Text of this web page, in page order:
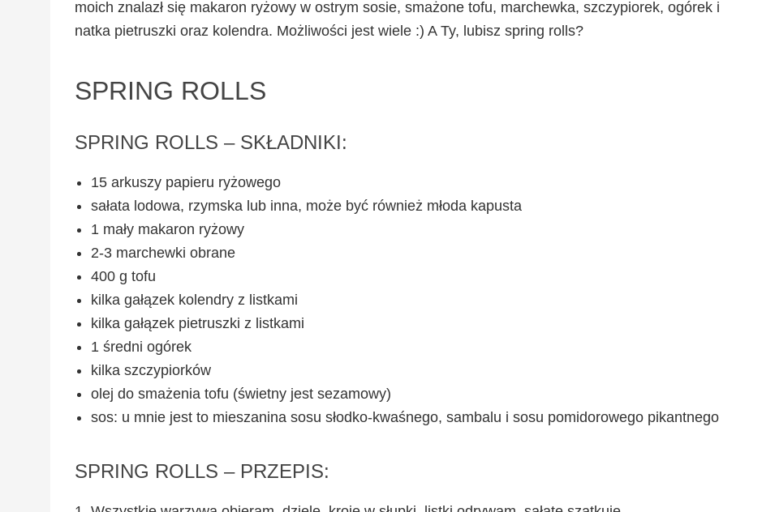
moich znalazł się makaron ryżowy w ostrym sosie, smażone tofu, marchewka, szczypiorek, ogórek i
natka pietruszki oraz kolendra. Możliwości jest wiele :) A Ty, lubisz spring rolls?
SPRING ROLLS
SPRING ROLLS – SKŁADNIKI:
15 arkuszy papieru ryżowego
sałata lodowa, rzymska lub inna, może być również młoda kapusta
1 mały makaron ryżowy
2-3 marchewki obrane
400 g tofu
kilka gałązek kolendry z listkami
kilka gałązek pietruszki z listkami
1 średni ogórek
kilka szczypiorków
olej do smażenia tofu (świetny jest sezamowy)
sos: u mnie jest to mieszanina sosu słodko-kwaśnego, sambalu i sosu pomidorowego pikantnego
SPRING ROLLS – PRZEPIS: